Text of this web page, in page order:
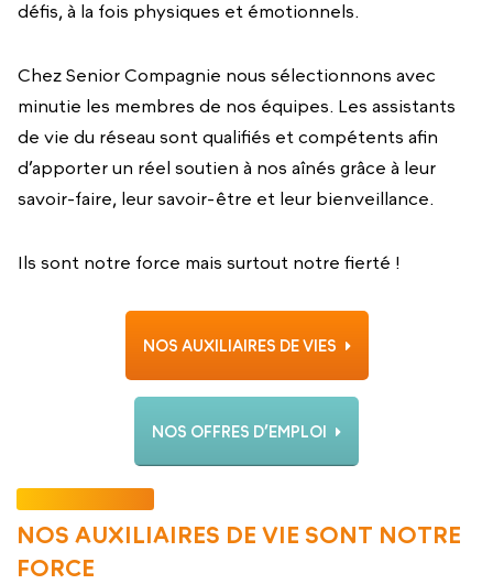
défis, à la fois physiques et émotionnels.
Chez Senior Compagnie nous sélectionnons avec
minutie les membres de nos équipes. Les assistants
de vie du réseau sont qualifiés et compétents afin
d’apporter un réel soutien à nos aînés grâce à leur
savoir-faire, leur savoir-être et leur bienveillance.
Ils sont notre force mais surtout notre fierté !
NOS AUXILIAIRES DE VIES
NOS OFFRES D’EMPLOI
NOS AUXILIAIRES DE VIE SONT NOTRE
FORCE